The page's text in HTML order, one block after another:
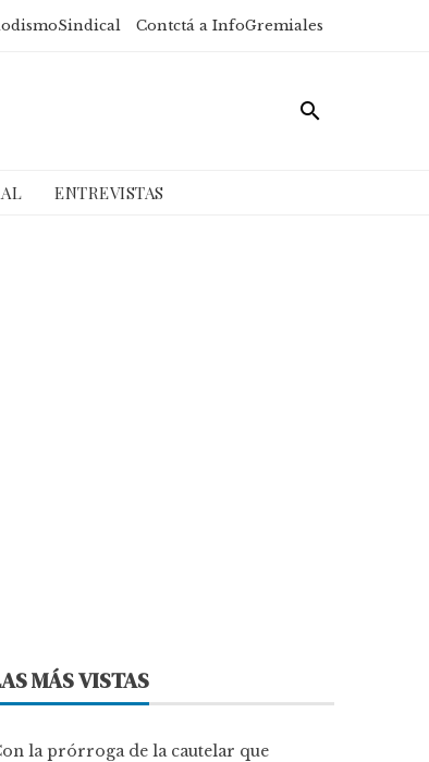
Contctá a InfoGremiales
ENTREVISTAS
MÁS VISTAS
la prórroga de la cautelar que